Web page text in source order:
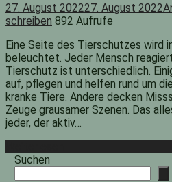
27. August 202227. August 2022
schreiben 892 Aufrufe
Eine Seite des Tierschutzes wird
beleuchtet. Jeder Mensch
Tierschutz ist unterschiedlich.
auf, pflegen und helfen rund um
kranke Tiere. Andere decken
Zeuge grausamer Szenen. Das
jeder, der aktiv…
Suchen